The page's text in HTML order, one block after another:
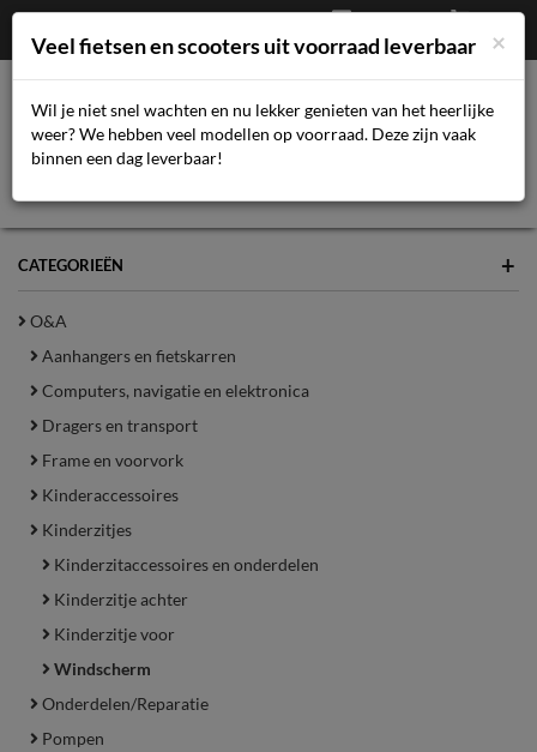
€0,00
Afrekenen
Mijn account
CATEGORIEËN +
O&A
Aanhangers en fietskarren
Computers, navigatie en elektronica
Dragers en transport
Frame en voorvork
Kinderaccessoires
Kinderzitjes
Kinderzitaccessoires en onderdelen
Kinderzitje achter
Kinderzitje voor
Windscherm
Onderdelen/Reparatie
Pompen
×
Veel fietsen en scooters uit voorraad leverbaar
Wil je niet snel wachten en nu lekker genieten van het heerlijke
weer? We hebben veel modellen op voorraad. Deze zijn vaak
binnen een dag leverbaar!